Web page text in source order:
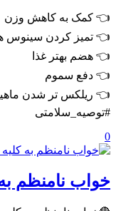
👈 کمک به کاهش وزن
👈 تمیز کردن سینوس
👈 هضم بهتر غذا
👈 دفع سموم
👈 ریلکس تر شدن
#توصیه_سلامتی
0
خواب نامنظم